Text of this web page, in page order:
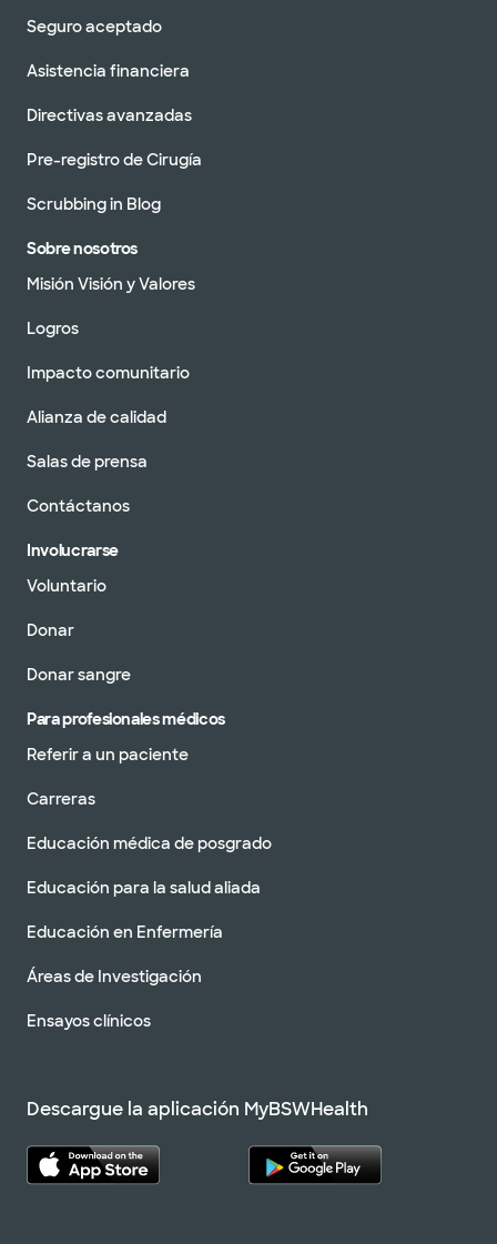
Seguro aceptado
Asistencia financiera
Directivas avanzadas
Pre-registro de Cirugía
Scrubbing in Blog
Sobre nosotros
Misión Visión y Valores
Logros
Impacto comunitario
Alianza de calidad
Salas de prensa
Contáctanos
Involucrarse
Voluntario
Donar
Donar sangre
Para profesionales médicos
Referir a un paciente
Carreras
Educación médica de posgrado
Educación para la salud aliada
Educación en Enfermería
Áreas de Investigación
Ensayos clínicos
Descargue la aplicación MyBSWHealth